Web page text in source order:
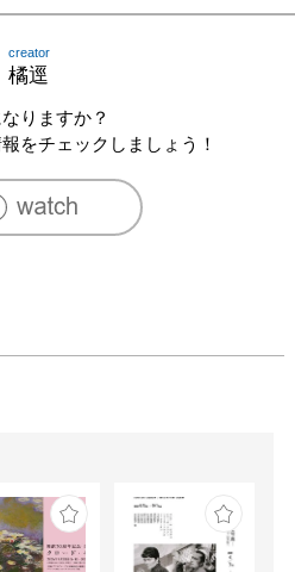
creator
橘逕
りますか？
をチェックしましょう！